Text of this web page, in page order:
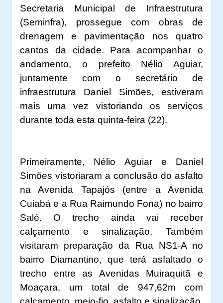
Secretaria Municipal de Infraestrutura
(Seminfra), prossegue com obras de
drenagem e pavimentação nos quatro
cantos da cidade. Para acompanhar o
andamento, o prefeito Nélio Aguiar,
juntamente com o secretário de
infraestrutura Daniel Simões, estiveram
mais uma vez vistoriando os serviços
durante toda esta quinta-feira (22).
Primeiramente, Nélio Aguiar e Daniel
Simões vistoriaram a conclusão do asfalto
na Avenida Tapajós (entre a Avenida
Cuiabá e a Rua Raimundo Fona) no bairro
Salé. O trecho ainda vai receber
calçamento e sinalização. Também
visitaram preparação da Rua NS1-A no
bairro Diamantino, que terá asfaltado o
trecho entre as Avenidas Muiraquitã e
Moaçara, um total de 947,62m com